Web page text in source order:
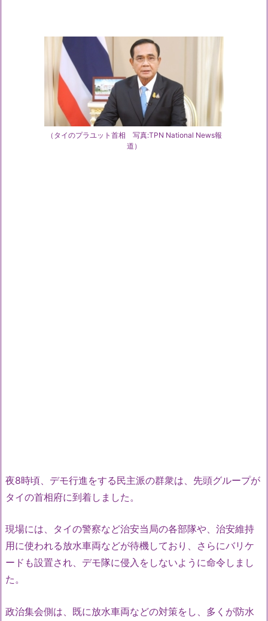
（タイのプラユット首相 写真:TPN National News報
道）
夜8時頃、デモ行進をする民主派の群衆は、先頭グループが
タイの首相府に到着しました。
現場には、タイの警察など治安当局の各部隊や、治安維持
用に使われる放水車両などが待機しており、さらにバリケ
ードも設置され、デモ隊に侵入をしないように命令しまし
た。
政治集会側は、既に放水車両などの対策をし、多くが防水